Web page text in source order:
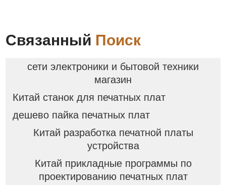
Связанный Поиск
сети электроники и бытовой техники
магазин
Китай станок для печатных плат
дешево пайка печатных плат
Китай разработка печатной платы
устройства
Китай прикладные программы по
проектированию печатных плат